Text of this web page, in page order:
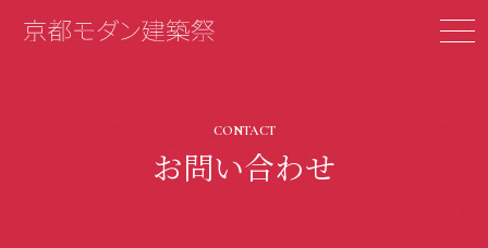
CONTACT
お問い合わせ